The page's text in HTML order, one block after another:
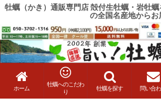
牡蠣（かき）通販専門店 殻付生牡蠣・岩牡
の全国名産地からお
ホーム
牡蠣へのこだわ
り
牡蠣を探す 問い合